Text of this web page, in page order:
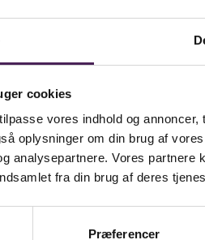
cookies
vores indhold og
oplysninger om din brug af
analysepartnere. Vores
fra din brug af deres
Præferencer
med Sjællands Teater unge